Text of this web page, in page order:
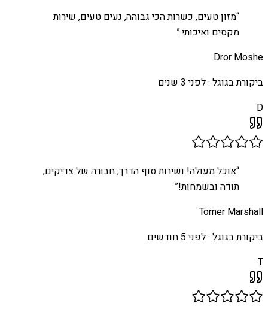
“מזון טעים, כשרות הכי גבוהה, נעים טעים, שירות
מקסים ואיכותי.”
Dror Moshe
ביקורת בגוגל ·לפני 3 שנים
D
“אוכל מעולה! ושירות סוף הדרך, חבורה של צדיקים,
תודה ובשמחות!”
Tomer Marshall
ביקורת בגוגל ·לפני 5 חודשים
T